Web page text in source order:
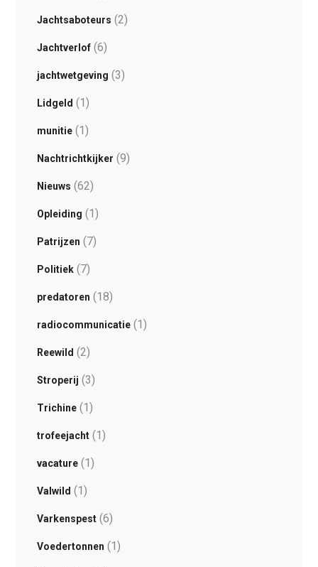
Jachtsaboteurs (2)
Jachtverlof(6)
jachtwetgeving (3)
Lidgeld (1)
munitie(1)
Nachtrichtkijker (9)
Nieuws (62)
Opleiding (1)
Patrijzen (7)
Politiek(7)
predatoren (18)
radiocommunicatie(1)
Reewild (2)
Stroperij (3)
Trichine(1)
trofeejacht(1)
vacature(1)
Valwild (1)
Varkenspest(6)
Voedertonnen (1)